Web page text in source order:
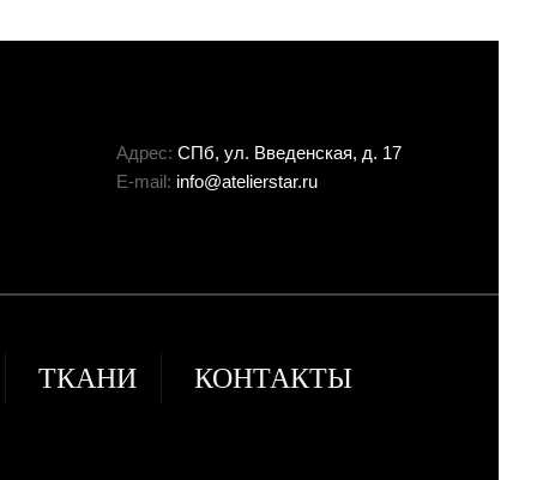
Адрес: СПб, ул. Введенская, д. 17
E-mail: info@atelierstar.ru
ТКАНИ КОНТАКТЫ